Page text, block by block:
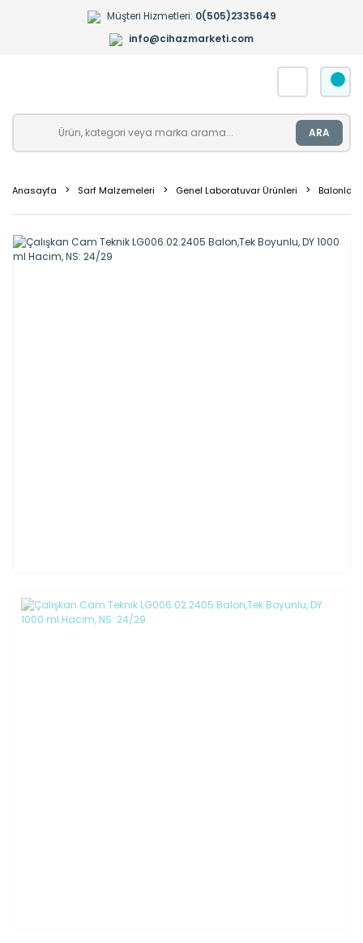
Müşteri Hizmetleri: 0(505)2335649
info@cihazmarketi.com
ARA
Anasayfa Sarf Malzemeleri Genel Laboratuvar Ürünleri Balonlar